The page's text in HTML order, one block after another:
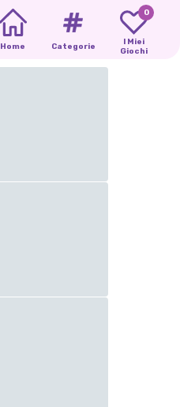
Home Categorie
0
I Miei
Giochi